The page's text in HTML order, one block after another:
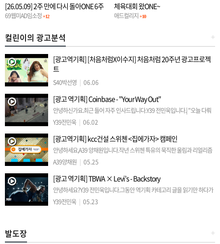
[26.05.09] 2주 만에 다시 돌아ONE 6주
차 정기일정
69웹미AD임소정+12
체육대회 왔ONE~
애드컬리지+10
+
컬린이의 광고분석
[광고역기획] [처음처럼X이수지] 처음처럼 20주년 광고프로젝
트
안녕하세요 S40 박선영입니다.유튜브에서 우연히 보고 완전 빠진 광고를 소
입니다.2주 전에 유튜브에 첫 개시 되었는데, 벌써 1000만 조회수…
S40박선영 | 06.06
[광고 역기획] Coinbase - "Your Way Out"
안녕하신가요.최근 들어 자주 인사드립니다.Y39 전민욱입니다.| "오늘 다뤄
볼 광고는.."몇 달 전 인스타그램을 하다가, 즐겨보던 Hypebeast 계정에서
Y39전민욱 | 06.02
[광고역기획] kcc건설 스위첸 <집에가자> 캠페인
안녕하세요,A39 양채원입니다.작년 스위첸 특유의 묵직한 울림과 리얼리즘
이 돋보이는 TVCF가 공개되었습니다.아직까지도 많은 사람들의 공감을 얻
A39양채원 | 05.25
[광고 역기획] TBWA × Levi’s - Backstory
안녕하세요?Y39 전민욱입니다.그동안 역기획 카테고리 글을 읽기만 하다가
제가 작성해보는 날이 오네요.각설하고 시작하겠습니다.Levi’s가 TBWA와
Y39전민욱 | 05.23
+
발도장